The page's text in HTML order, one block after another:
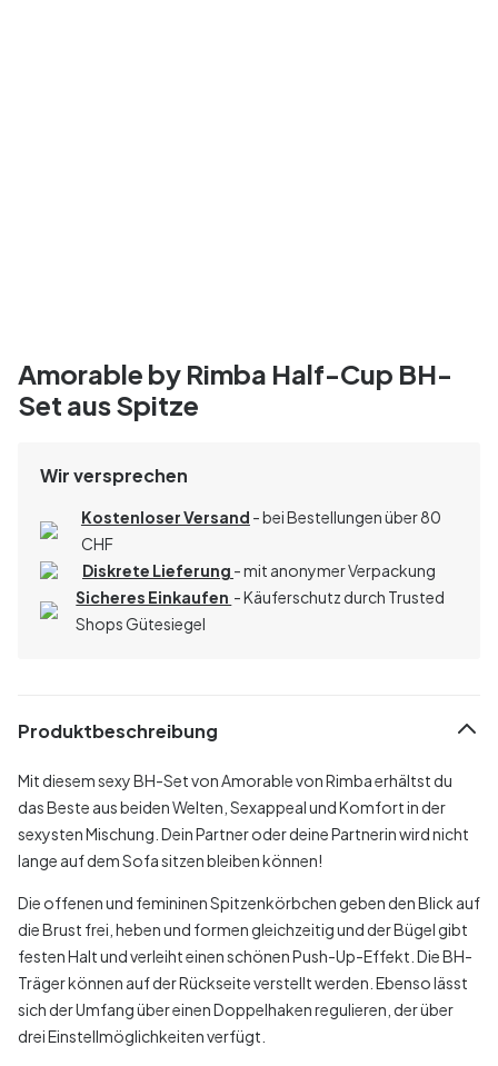
Amorable by Rimba Half-Cup BH-
Set aus Spitze
Wir versprechen
Kostenloser Versand - bei Bestellungen über 80
CHF
Diskrete Lieferung - mit anonymer Verpackung
Sicheres Einkaufen - Käuferschutz durch Trusted
Shops Gütesiegel
Produktbeschreibung
Mit diesem sexy BH-Set von Amorable von Rimba erhältst du
das Beste aus beiden Welten, Sexappeal und Komfort in der
sexysten Mischung. Dein Partner oder deine Partnerin wird nicht
lange auf dem Sofa sitzen bleiben können!
Die offenen und femininen Spitzenkörbchen geben den Blick auf
die Brust frei, heben und formen gleichzeitig und der Bügel gibt
festen Halt und verleiht einen schönen Push-Up-Effekt. Die BH-
Träger können auf der Rückseite verstellt werden. Ebenso lässt
sich der Umfang über einen Doppelhaken regulieren, der über
drei Einstellmöglichkeiten verfügt.